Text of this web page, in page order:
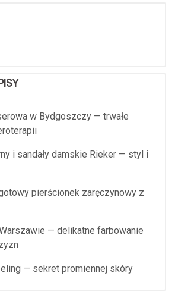
w Bydgoszczy — trwałe
i sandały damskie Rieker — styl i
pierścionek zaręczynowy z
— delikatne farbowanie
— sekret promiennej skóry